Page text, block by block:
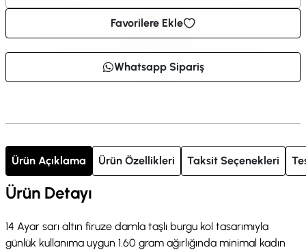
Favorilere Ekle
Whatsapp Sipariş
Ürün Açıklama Ürün Özellikleri Taksit Seçenekleri
Ürün Detayı
14 Ayar sarı altın firuze damla taşlı burgu kol tasarımıyla
günlük kullanıma uygun 1.60 gram ağırlığında minimal kadın